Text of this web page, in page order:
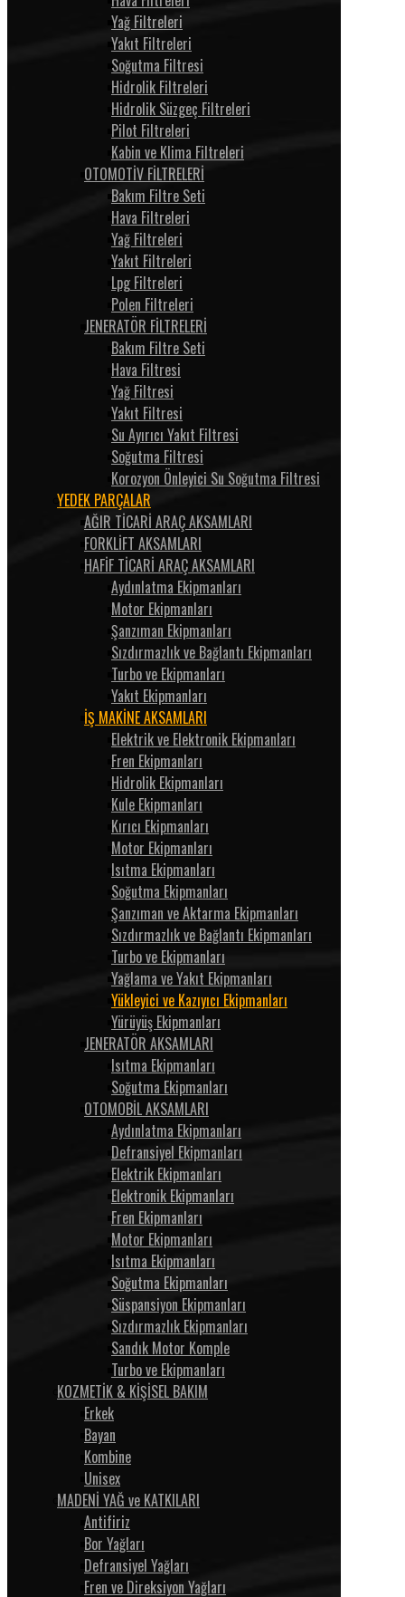
Yağ Filtreleri
Yakıt Filtreleri
Soğutma Filtresi
Hidrolik Filtreleri
Hidrolik Süzgeç Filtreleri
Pilot Filtreleri
Kabin ve Klima Filtreleri
OTOMOTİV FİLTRELERİ
Bakım Filtre Seti
Hava Filtreleri
Yağ Filtreleri
Yakıt Filtreleri
Lpg Filtreleri
Polen Filtreleri
JENERATÖR FİLTRELERİ
Bakım Filtre Seti
Hava Filtresi
Yağ Filtresi
Yakıt Filtresi
Su Ayırıcı Yakıt Filtresi
Soğutma Filtresi
Korozyon Önleyici Su Soğutma Filtresi
YEDEK PARÇALAR
AĞIR TİCARİ ARAÇ AKSAMLARI
FORKLİFT AKSAMLARI
HAFİF TİCARİ ARAÇ AKSAMLARI
Aydınlatma Ekipmanları
Motor Ekipmanları
Şanzıman Ekipmanları
Sızdırmazlık ve Bağlantı Ekipmanları
Turbo ve Ekipmanları
Yakıt Ekipmanları
İŞ MAKİNE AKSAMLARI
Elektrik ve Elektronik Ekipmanları
Fren Ekipmanları
Hidrolik Ekipmanları
Kule Ekipmanları
Kırıcı Ekipmanları
Motor Ekipmanları
Isıtma Ekipmanları
Soğutma Ekipmanları
Şanzıman ve Aktarma Ekipmanları
Sızdırmazlık ve Bağlantı Ekipmanları
Turbo ve Ekipmanları
Yağlama ve Yakıt Ekipmanları
Yükleyici ve Kazıyıcı Ekipmanları
Yürüyüş Ekipmanları
JENERATÖR AKSAMLARI
Isıtma Ekipmanları
Soğutma Ekipmanları
OTOMOBİL AKSAMLARI
Aydınlatma Ekipmanları
Defransiyel Ekipmanları
Elektrik Ekipmanları
Elektronik Ekipmanları
Fren Ekipmanları
Motor Ekipmanları
Isıtma Ekipmanları
Soğutma Ekipmanları
Süspansiyon Ekipmanları
Sızdırmazlık Ekipmanları
Sandık Motor Komple
Turbo ve Ekipmanları
KOZMETİK & KİŞİSEL BAKIM
Erkek
Bayan
Kombine
Unisex
MADENİ YAĞ ve KATKILARI
Antifiriz
Bor Yağları
Defransiyel Yağları
Fren ve Direksiyon Yağları